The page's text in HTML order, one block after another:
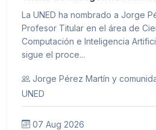
La UNED ha nombrado a Jorge
Profesor Titular en el área de
Computación e Inteligencia
sigue el proce...
Jorge Pérez Martín y
UNED
07 Aug 2026